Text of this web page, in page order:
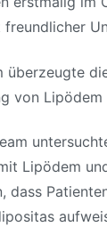
überzeugte
von
Lipödem
dass